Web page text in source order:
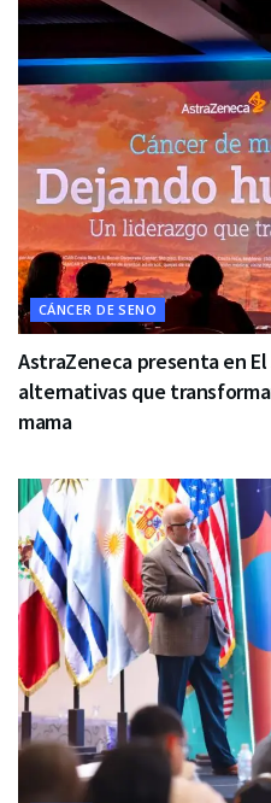
CÁNCER DE SENO
AstraZeneca presenta en
alternativas que
mama